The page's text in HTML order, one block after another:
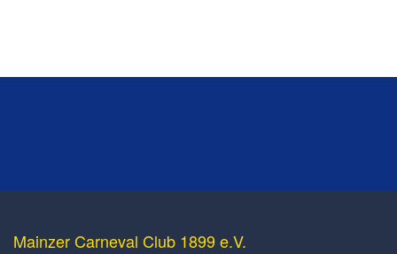
Mainzer Carneval Club 1899 e.V.